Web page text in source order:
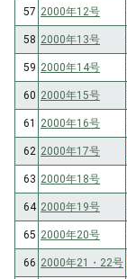
57 2000年12号
58 2000年13号
59 2000年14号
60 2000年15号
61 2000年16号
62 2000年17号
63 2000年18号
64 2000年19号
65 2000年20号
66 2000年21・22号